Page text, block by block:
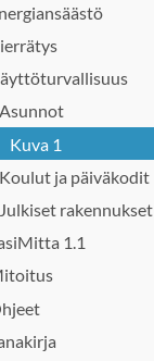
Asunnot
Kuva 1
Koulut ja päiväkodit
Julkiset rakennukset
1.1